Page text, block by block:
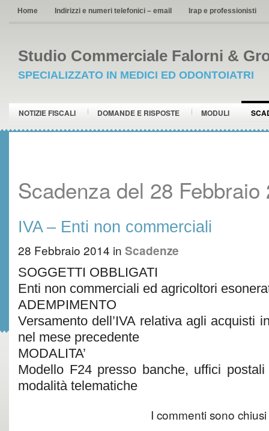
Home Indirizzi e numeri telefonici – email Irap e professionisti
Studio Commerciale Falorni &
SPECIALIZZATO IN MEDICI ED ODONTOIATRI
NOTIZIE FISCALI DOMANDE E RISPOSTE MODULI
Scadenza del 28 Febbraio
IVA – Enti non commerciali
28 Febbraio 2014 in Scadenze
SOGGETTI OBBLIGATI
Enti non commerciali ed agricoltori
ADEMPIMENTO
Versamento dell’IVA relativa agli acquisti
nel mese precedente
MODALITA’
Modello F24 presso banche, uffici
modalità telematiche
I commenti sono chiusi